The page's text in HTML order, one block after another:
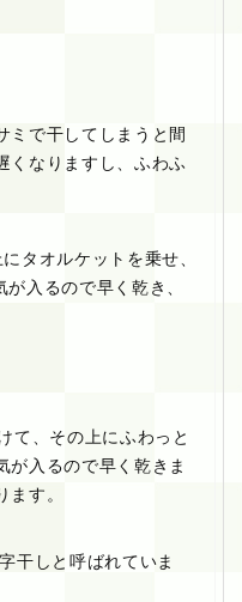
ミで干してしまうと間
くなりますし、ふわふ
タオルケットを乗せ、
が入るので早く乾き、
て、その上にふわっと
が入るので早く乾きま
す。
干しと呼ばれていま